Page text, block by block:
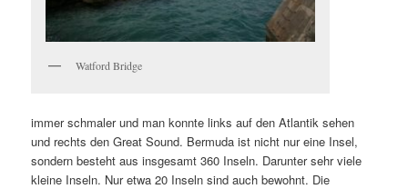
Watford Bridge
immer schmaler und man konnte links auf den Atlantik sehen
und rechts den Great Sound. Bermuda ist nicht nur eine Insel,
sondern besteht aus insgesamt 360 Inseln. Darunter sehr viele
kleine Inseln. Nur etwa 20 Inseln sind auch bewohnt. Die